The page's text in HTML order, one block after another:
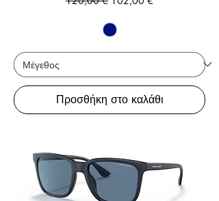
Προσθήκη στο καλάθι